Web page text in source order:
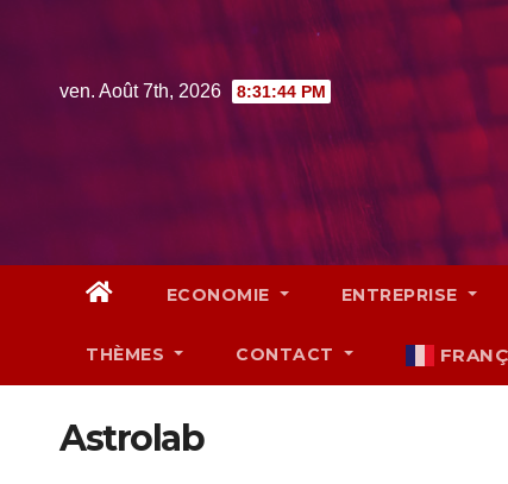
contentven. Août 7th, 2026 8:31:45 PM
ECONOMIE ENTREPRISE
THÈMES CONTACT
Astrolab